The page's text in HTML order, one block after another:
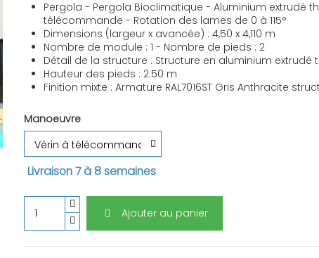
Pergola - Pergola Bioclimatique - Aluminium
télécommande - Rotation des lames de 0 à 115°
Dimensions (largeur x avancée) : 4,50 x 4,110 m
Nombre de module : 1 - Nombre de pieds : 2
Détail de la structure : Structure en aluminium extrudé
Hauteur des pieds : 2.50 m
Finition mixte : Armature RAL7016ST Gris Anthracite
Manoeuvre
Livraison 7 à 8 semaines
Ajouter au panier